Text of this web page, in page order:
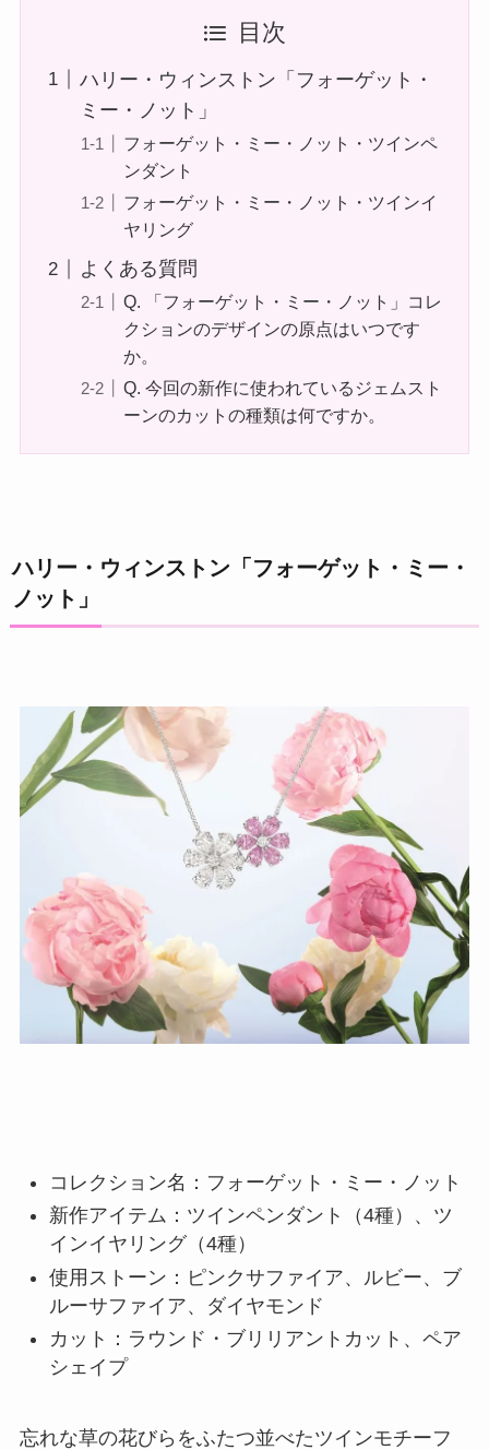
目次
ハリー・ウィンストン「フォーゲット・
ミー・ノット」
フォーゲット・ミー・ノット・ツインペ
ンダント
フォーゲット・ミー・ノット・ツインイ
ヤリング
よくある質問
Q. 「フォーゲット・ミー・ノット」コレ
クションのデザインの原点はいつです
か。
Q. 今回の新作に使われているジェムスト
ーンのカットの種類は何ですか。
ハリー・ウィンストン「フォーゲット・ミー・
ノット」
コレクション名：フォーゲット・ミー・ノット
新作アイテム：ツインペンダント（4種）、ツ
インイヤリング（4種）
使用ストーン：ピンクサファイア、ルビー、ブ
ルーサファイア、ダイヤモンド
カット：ラウンド・ブリリアントカット、ペア
シェイプ
忘れな草の花びらをふたつ並べたツインモチーフ